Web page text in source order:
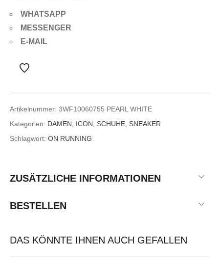
WHATSAPP
MESSENGER
E-MAIL
Artikelnummer: 3WF10060755 PEARL WHITE
Kategorien: DAMEN ICON SCHUHE SNEAKER
Schlagwort: ON RUNNING
ZUSÄTZLICHE INFORMATIONEN
BESTELLEN
DAS KÖNNTE IHNEN AUCH GEFALLEN